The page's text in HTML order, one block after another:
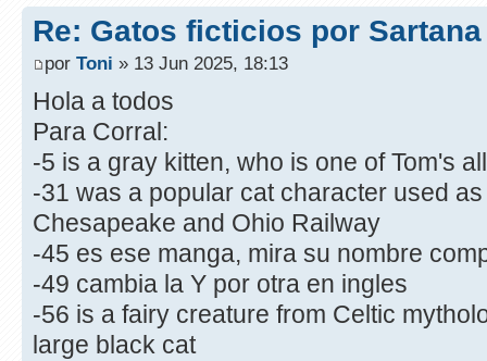
Re: Gatos ficticios por Sartana
por Toni » 13 Jun 2025, 18:13
Hola a todos
Para Corral:
-5 is a gray kitten, who is one of Tom's
-31 was a popular cat character used
Chesapeake and Ohio Railway
-45 es ese manga, mira su nombre
-49 cambia la Y por otra en ingles
-56 is a fairy creature from Celtic
large black cat